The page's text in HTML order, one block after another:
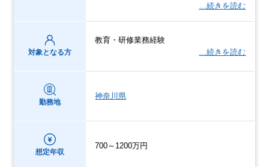
…続きを読む
対象となる方
教育・研修業務経験
…続きを読む
勤務地
神奈川県
想定年収
700～1200万円